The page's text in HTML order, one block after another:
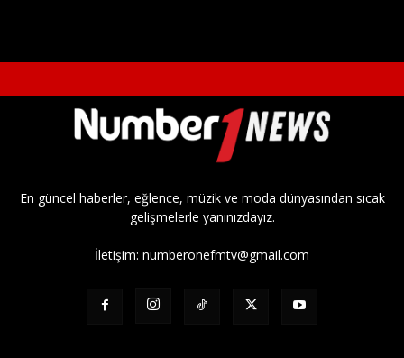
En güncel haberler, eğlence, müzik ve moda dünyasından sıcak
gelişmelerle yanınızdayız.
İletişim: numberonefmtv@gmail.com